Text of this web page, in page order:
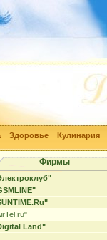
Здоровье Кулинария
Фирмы
Land"